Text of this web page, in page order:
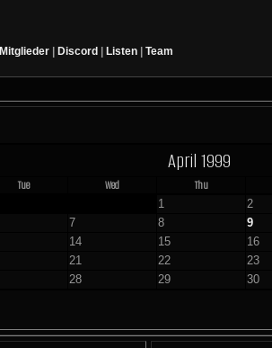
Mitglieder Discord Listen Team
April 1999
Tue Wed Thu
1
2
7 8
9
14 15
16
21 22
23
28 29 30